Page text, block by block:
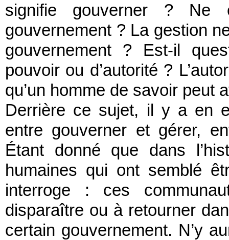
signifie gouverner ? Ne
gouvernement ? La gestion
gouvernement ? Est-il
pouvoir ou d’autorité ?
qu’un homme de savoir peut
Derrière ce sujet, il y a en
entre gouverner et gérer,
Étant donné que dans
humaines qui ont semblé
interroge : ces
disparaître ou à retourner
certain gouvernement. N’y